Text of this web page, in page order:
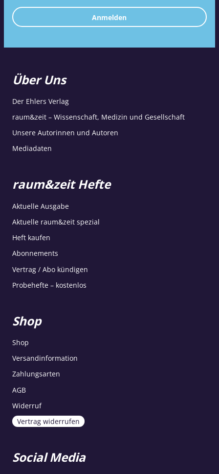
Anmelden
Über Uns
Der Ehlers Verlag
raum&zeit – Wissenschaft, Medizin und Gesellschaft
Unsere Autorinnen und Autoren
Mediadaten
raum&zeit Hefte
Aktuelle Ausgabe
Aktuelle raum&zeit spezial
Heft kaufen
Abonnements
Vertrag / Abo kündigen
Probehefte – kostenlos
Shop
Shop
Versandinformation
Zahlungsarten
AGB
Widerruf
Vertrag widerrufen
Social Media